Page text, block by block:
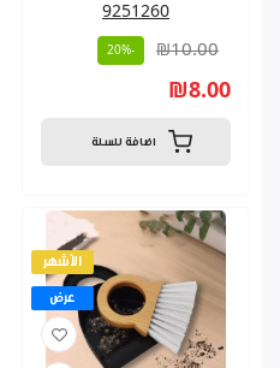
9251260
₪10.00
-20%
₪8.00
اضافة للسلة
الأشهر
عرض